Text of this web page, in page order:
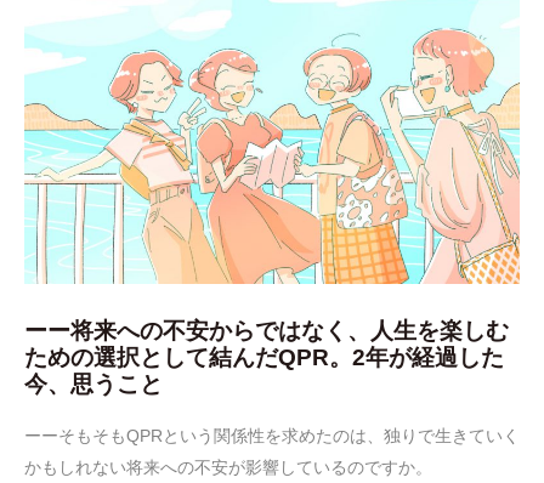
ーー将来への不安からではなく、人生を楽しむ
ための選択として結んだQPR。2年が経過した
今、思うこと
ーーそもそもQPRという関係性を求めたのは、独りで生きていく
かもしれない将来への不安が影響しているのですか。